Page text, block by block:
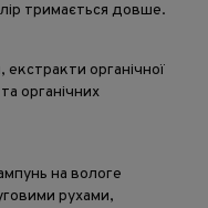
тримається довше.
екстракти органічної
органічних
на вологе
рухами,